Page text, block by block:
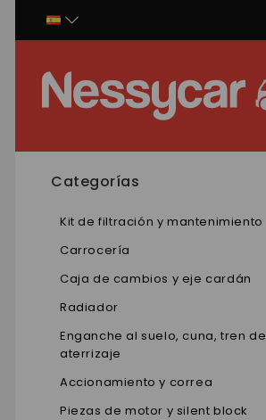
Categorías
Kit de filtración y mantenimiento
Carrocería
Caja de cambios y eje cardán
Radiador
Enganche al suelo, cuna, tren de
aterrizaje
Accionamiento y correa
Piezas de motor y silent block